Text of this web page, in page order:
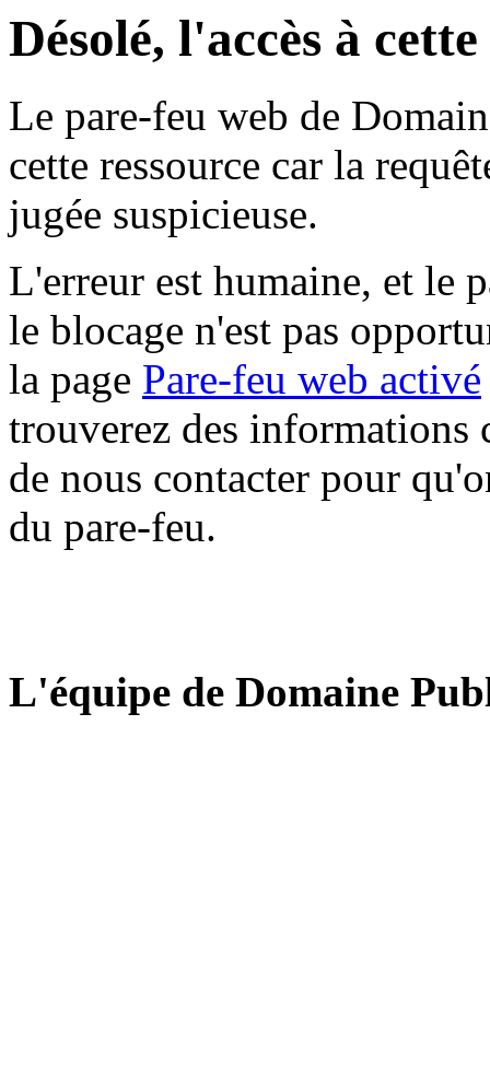
Désolé, l'accès à
Le pare-feu web de
cette ressource car la
jugée suspicieuse.
L'erreur est humaine, et le
le blocage n'est pas
la page Pare-feu web activé
trouverez des informations
de nous contacter pour
du pare-feu.
L'équipe de Domaine